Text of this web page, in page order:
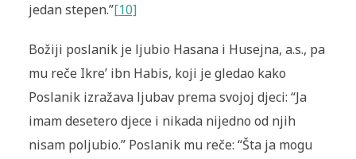
jedan stepen.”[10]
Božiji poslanik je ljubio Hasana i Husejna, a.s., pa
mu reče Ikre’ ibn Habis, koji je gledao kako
Poslanik izražava ljubav prema svojoj djeci: “Ja
imam desetero djece i nikada nijedno od njih
nisam poljubio.” Poslanik mu reče: “Šta ja mogu